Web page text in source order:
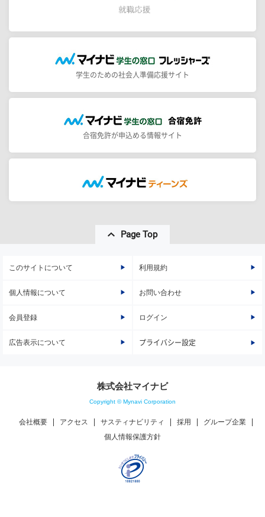
学生のための社会人準備応援サイト
合宿免許が申込める情報サイト
Page Top
このサイトについて 利用規約
個人情報について お問い合わせ
会員登録 ログイン
広告表示について プライバシー設定
株式会社マイナビ
Copyright © Mynavi Corporation
会社概要 アクセス サスティナビリティ 採用
グループ企業
個人情報保護方針